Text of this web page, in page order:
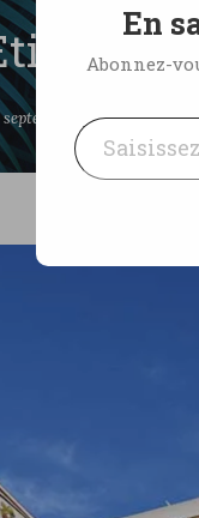
2010
En
Abonnez-
Saisissez votre adresse e-mail…